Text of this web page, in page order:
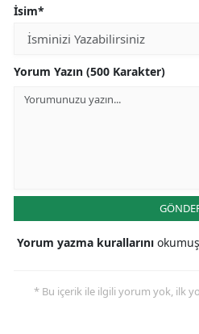
İsim*
Yorum Yazın (500 Karakter)
Yorum yazma kurallarını
* Bu içerik ile ilgili yorum yok, ilk